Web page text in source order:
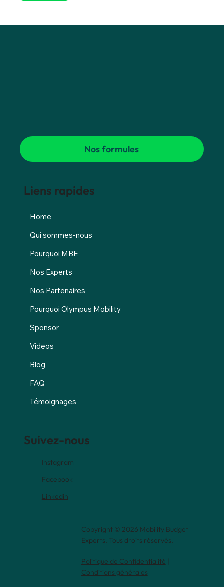
Liens rapides
Home
Qui sommes-nous
Pourquoi MBE
Nos Experts
Nos Partenaires
Pourquoi Olympus Mobility
Sponsor
Videos
Blog
FAQ
Témoignages
Copyright © 2026 Mobility Budget
Experts. Tous droits réservés.
Suivez-nous
Instagram
Facebook
Linkedin
Politique de Confidentialité
Conditions générales
Nos formules